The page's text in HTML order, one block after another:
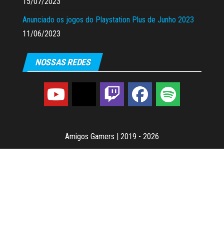
Anunciado os jogos do Playstation Plus de Junho 2023
11/06/2023
NOSSAS REDES
Amigos Gamers | 2019 - 2026